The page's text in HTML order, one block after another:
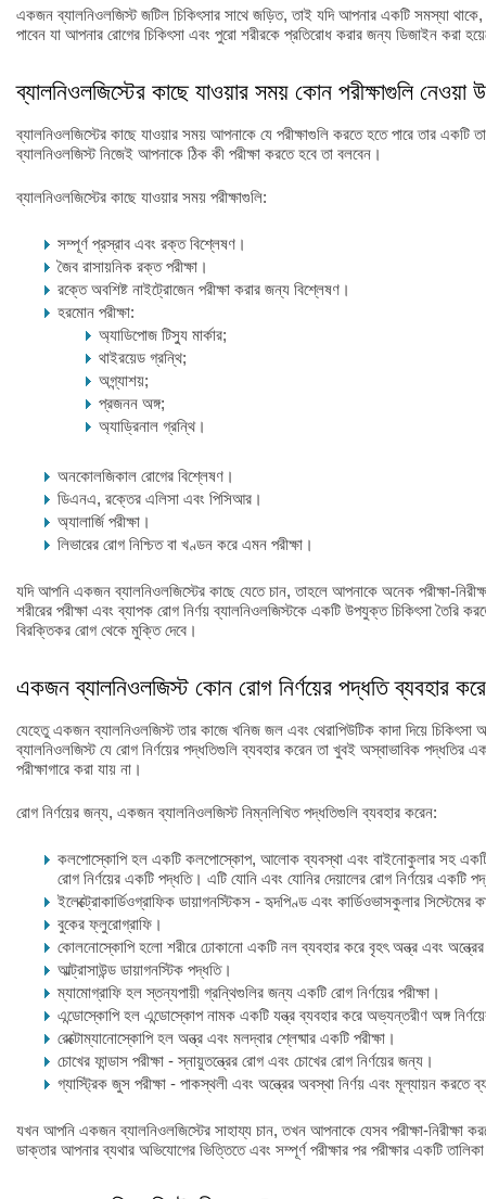
একজন ব্যালনিওলজিস্ট জটিল চিকিৎসার সাথে জড়িত, তাই যদি আপনার একটি সমস্যা
পাবেন যা আপনার রোগের চিকিৎসা এবং পুরো শরীরকে প্রতিরোধ করার জন্য ডিজাইন করা
ব্যালনিওলজিস্টের কাছে যাওয়ার সময় কোন পরীক্ষাগুলি নেওয়া
ব্যালনিওলজিস্টের কাছে যাওয়ার সময় আপনাকে যে পরীক্ষাগুলি করতে হতে পারে তার একটি
ব্যালনিওলজিস্ট নিজেই আপনাকে ঠিক কী পরীক্ষা করতে হবে তা বলবেন।
ব্যালনিওলজিস্টের কাছে যাওয়ার সময় পরীক্ষাগুলি:
সম্পূর্ণ প্রস্রাব এবং রক্ত বিশ্লেষণ।
জৈব রাসায়নিক রক্ত পরীক্ষা।
রক্তে অবশিষ্ট নাইট্রোজেন পরীক্ষা করার জন্য বিশ্লেষণ।
হরমোন পরীক্ষা:
অ্যাডিপোজ টিস্যু মার্কার;
থাইরয়েড গ্রন্থি;
অগ্ন্যাশয়;
প্রজনন অঙ্গ;
অ্যাড্রিনাল গ্রন্থি।
অনকোলজিকাল রোগের বিশ্লেষণ।
ডিএনএ, রক্তের এলিসা এবং পিসিআর।
অ্যালার্জি পরীক্ষা।
লিভারের রোগ নিশ্চিত বা খণ্ডন করে এমন পরীক্ষা।
যদি আপনি একজন ব্যালনিওলজিস্টের কাছে যেতে চান, তাহলে আপনাকে অনেক পরীক্ষা-
শরীরের পরীক্ষা এবং ব্যাপক রোগ নির্ণয় ব্যালনিওলজিস্টকে একটি উপযুক্ত চিকিৎসা তৈরি
বিরক্তিকর রোগ থেকে মুক্তি দেবে।
একজন ব্যালনিওলজিস্ট কোন রোগ নির্ণয়ের পদ্ধতি ব্যবহার
যেহেতু একজন ব্যালনিওলজিস্ট তার কাজে খনিজ জল এবং থেরাপিউটিক কাদা দিয়ে
ব্যালনিওলজিস্ট যে রোগ নির্ণয়ের পদ্ধতিগুলি ব্যবহার করেন তা খুবই অস্বাভাবিক পদ্ধতির
পরীক্ষাগারে করা যায় না।
রোগ নির্ণয়ের জন্য, একজন ব্যালনিওলজিস্ট নিম্নলিখিত পদ্ধতিগুলি ব্যবহার করেন:
কলপোস্কোপি হল একটি কলপোস্কোপ, আলোক ব্যবস্থা এবং বাইনোকুলার সহ একটি
রোগ নির্ণয়ের একটি পদ্ধতি। এটি যোনি এবং যোনির দেয়ালের রোগ নির্ণয়ের একটি
ইলেক্ট্রোকার্ডিওগ্রাফিক ডায়াগনস্টিকস - হৃদপিণ্ড এবং কার্ডিওভাসকুলার সিস্টেমের
বুকের ফ্লুরোগ্রাফি।
কোলনোস্কোপি হলো শরীরে ঢোকানো একটি নল ব্যবহার করে বৃহৎ অন্ত্র এবং অন্ত্রের
আল্ট্রাসাউন্ড ডায়াগনস্টিক পদ্ধতি।
ম্যামোগ্রাফি হল স্তন্যপায়ী গ্রন্থিগুলির জন্য একটি রোগ নির্ণয়ের পরীক্ষা।
এন্ডোস্কোপি হল এন্ডোস্কোপ নামক একটি যন্ত্র ব্যবহার করে অভ্যন্তরীণ অঙ্গ
রেক্টোম্যানোস্কোপি হল অন্ত্র এবং মলদ্বার শ্লেষ্মার একটি পরীক্ষা।
চোখের ফান্ডাস পরীক্ষা - স্নায়ুতন্ত্রের রোগ এবং চোখের রোগ নির্ণয়ের জন্য।
গ্যাস্ট্রিক জুস পরীক্ষা - পাকস্থলী এবং অন্ত্রের অবস্থা নির্ণয় এবং মূল্যায়ন করতে
যখন আপনি একজন ব্যালনিওলজিস্টের সাহায্য চান, তখন আপনাকে যেসব পরীক্ষা-নিরীক্ষা
ডাক্তার আপনার ব্যথার অভিযোগের ভিত্তিতে এবং সম্পূর্ণ পরীক্ষার পর পরীক্ষার একটি